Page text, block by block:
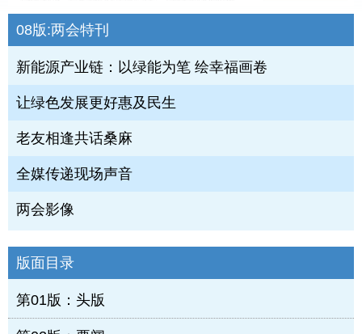
08版:两会特刊
新能源产业链：以绿能为笔 绘幸福画卷
让绿色发展更好惠及民生
老友相逢共话桑麻
全媒传递现场声音
两会影像
版面目录
第01版：头版